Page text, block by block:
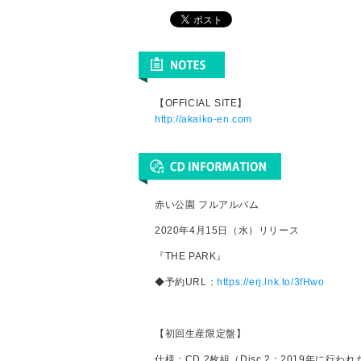
【OFFICIAL SITE】
http://akaiko-en.com
赤い公園 フルアルバム
2020年4月15日（水）リリース
『THE PARK』
◆予約URL： https://erj.lnk.to/3fHwo
【初回生産限定盤】